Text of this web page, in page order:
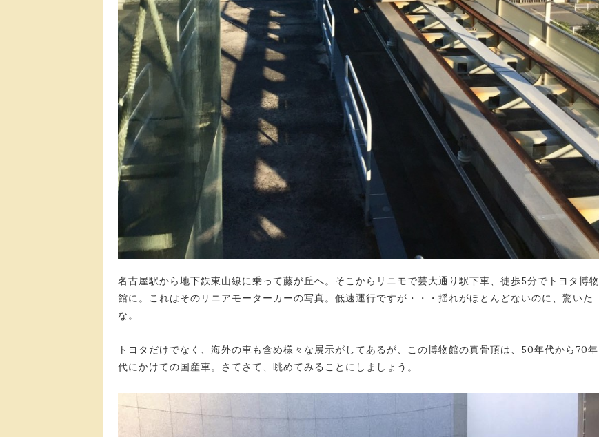
名古屋駅から地下鉄東山線に乗って藤が丘へ。そこからリニモで芸大通り駅下車、徒歩5分でトヨタ博物
館に。これはそのリニアモーターカーの写真。低速運行ですが・・・揺れがほとんどないのに、驚いた
な。
トヨタだけでなく、海外の車も含め様々な展示がしてあるが、この博物館の真骨頂は、50年代から70年
代にかけての国産車。さてさて、眺めてみることにしましょう。